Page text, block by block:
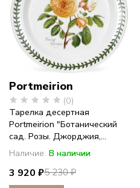
Portmeirion
(0)
Тарелка десертная
Portmeirion "Ботанический
сад. Розы. Джорджия,...
Наличие: В наличии
5 230 ₽
3 920 ₽